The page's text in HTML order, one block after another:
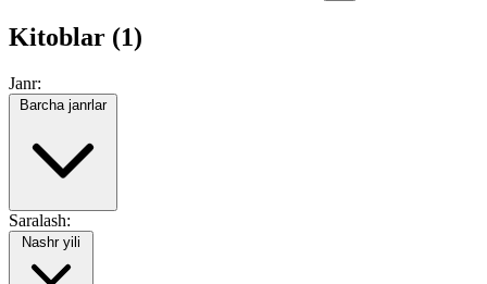
Kitoblar (1)
Janr:
Barcha janrlar
Saralash:
Nashr yili